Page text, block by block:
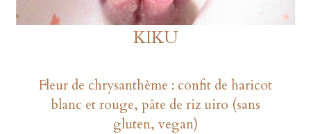
KIKU
Fleur de chrysanthème : confit de haricot
blanc et rouge, pâte de riz uiro (sans
gluten, vegan)